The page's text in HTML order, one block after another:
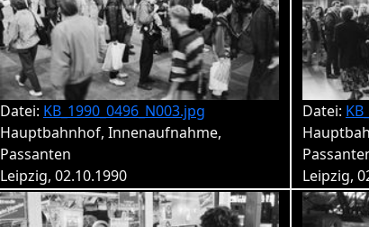
Datei: KB_1990_0496_N003.jpg
Hauptbahnhof, Innenaufnahme,
Passanten
Leipzig, 02.10.1990
Datei:
Leipzig,